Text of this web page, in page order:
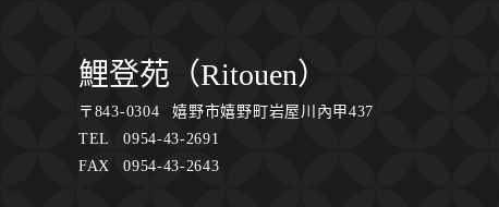
鯉登苑（Ritouen）
〒 843-0304
嬉野市嬉野町岩屋川內甲437
TEL
0954-43-2691
FAX
0954-43-2643